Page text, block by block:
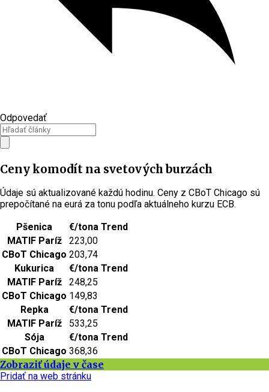
Odpovedať
Ceny komodít na svetových burzách
Údaje sú aktualizované každú hodinu. Ceny z CBoT Chicago sú
prepočítané na eurá za tonu podľa aktuálneho kurzu ECB.
Pšenica
€/tona Trend
MATIF Paríž
223,00
CBoT Chicago 203,74
Kukurica
€/tona Trend
MATIF Paríž
248,25
CBoT Chicago 149,83
Repka
€/tona Trend
MATIF Paríž
533,25
Sója
€/tona Trend
CBoT Chicago 368,36
Zobraziť údaje v čase
Pridať na web stránku